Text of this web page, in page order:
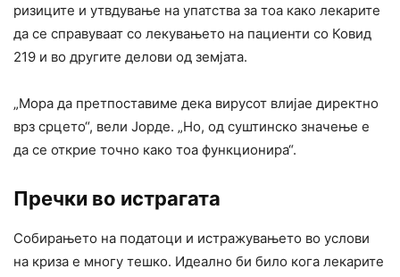
ризиците и утвдување на упатства за тоа како лекарите
да се справуваат со лекувањето на пациенти со Ковид
219 и во другите делови од земјата.
„Мора да претпоставиме дека вирусот влијае директно
врз срцето“, вели Јорде. „Но, од суштинско значење е
да се открие точно како тоа функционира“.
Пречки во истрагата
Собирањето на податоци и истражувањето во услови
на криза е многу тешко. Идеално би било кога лекарите